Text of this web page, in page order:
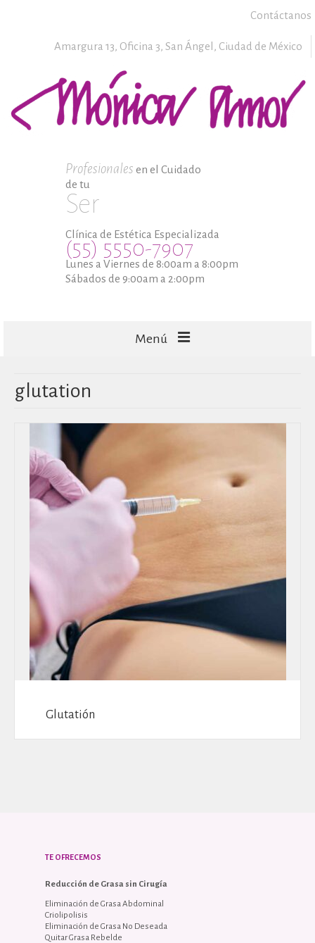
Contáctanos
Amargura 13, Oficina 3, San Ángel, Ciudad de México
Profesionales en el Cuidado
de tu
Ser
Clínica de Estética Especializada
(55) 5550-7907
Lunes a Viernes de 8:00am a 8:00pm
Sábados de 9:00am a 2:00pm
Menú
TECNOLOGÍA
glutation
Glutatión
TE OFRECEMOS
Reducción de Grasa sin Cirugía
Eliminación de Grasa Abdominal
Criolipolisis
Eliminación de Grasa No Deseada
Quitar Grasa Rebelde